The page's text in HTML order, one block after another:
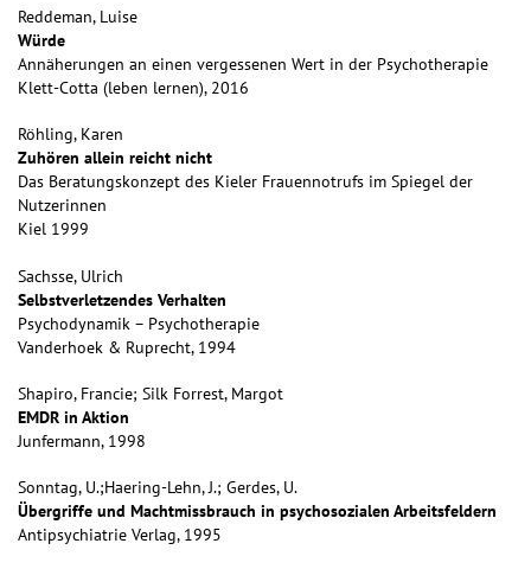
Reddeman, Luise
Würde
Annäherungen an einen vergessenen Wert in der Psychotherapie
Klett-Cotta (leben lernen), 2016
Röhling, Karen
Zuhören allein reicht nicht
Das Beratungskonzept des Kieler Frauennotrufs im Spiegel der
Nutzerinnen
Kiel 1999
Sachsse, Ulrich
Selbstverletzendes Verhalten
Psychodynamik – Psychotherapie
Vanderhoek & Ruprecht, 1994
Shapiro, Francie; Silk Forrest, Margot
EMDR in Aktion
Junfermann, 1998
Sonntag, U.;Haering-Lehn, J.; Gerdes, U.
Übergriffe und Machtmissbrauch in psychosozialen Arbeitsfeldern
Antipsychiatrie Verlag, 1995